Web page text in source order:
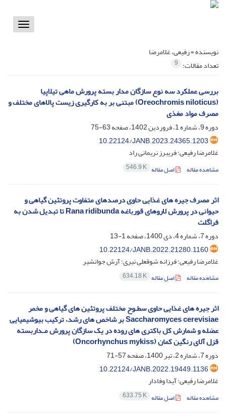
Toggle
نویسنده =رفیعی، غلامرضا
تعداد مقالات: 9
بررسی عملکرد سه نوع سازگان مدار بسته پرورش ماهی تیلاپیا
(Oreochromis niloticus) مبتنی بر به کارگیری زیست پالاهای مختلف و
مصرف مواد مغذی
دوره 9، شماره 1، فروردین 1402، صفحه
63-75
10.22124/JANB.2023.24365.1203
غلامرضا رفیعی؛ فریبرز نریمانی راد
مشاهده مقاله اصل مقاله 546.9 K
اثر مصرف جیره های غذایی حاوی درصدهای متفاوت پروتئین گیاهی و
حیوانی در پرورش لاروهای قورباغه Rana ridibunda تا تبدیل شدن به
فراگلت
دوره 7، شماره 4، دی 1400، صفحه
1-13
10.22124/JANB.2022.21280.1160
غلامرضا رفیعی؛ فرزانه شوقعلی نیری؛ آرش جوانشیر
مشاهده مقاله اصل مقاله 634.18 K
اثر جیره های غذایی حاوی سطـوح مختلف پروتئین های گیاهی و مخمر
Saccharomyces cerevisiae بر شاخص های رشد، ترکیب بیوشیمیایی
عضله و شمارش کل باکتری های روده در یک سازگان پرورش مـداربسته
قزل آلای رنگین کمان (Oncorhynchus mykiss)
دوره 7، شماره 2، تیر 1400، صفحه
57-71
10.22124/JANB.2022.19449.1136
غلامرضا رفیعی؛ آیدا وفادار
مشاهده مقاله اصل مقاله 633.75 K